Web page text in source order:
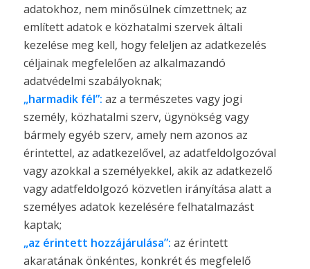
adatokhoz, nem minősülnek címzettnek; az
említett adatok e közhatalmi szervek általi
kezelése meg kell, hogy feleljen az adatkezelés
céljainak megfelelően az alkalmazandó
adatvédelmi szabályoknak;
„harmadik fél”: az a természetes vagy jogi
személy, közhatalmi szerv, ügynökség vagy
bármely egyéb szerv, amely nem azonos az
érintettel, az adatkezelővel, az adatfeldolgozóval
vagy azokkal a személyekkel, akik az adatkezelő
vagy adatfeldolgozó közvetlen irányítása alatt a
személyes adatok kezelésére felhatalmazást
kaptak;
„az érintett hozzájárulása”: az érintett
akaratának önkéntes, konkrét és megfelelő